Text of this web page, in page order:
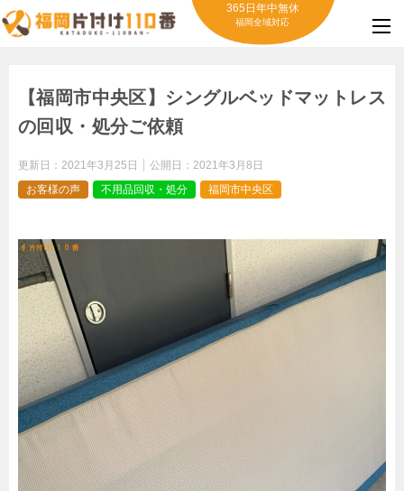
365日年中無休
福岡全域対応
【福岡市中央区】シングルベッドマットレス
の回収・処分ご依頼
更新日： 2021年3月25日 公開日： 2021年3月8日
お客様の声
不用品回収・処分 福岡市中央区